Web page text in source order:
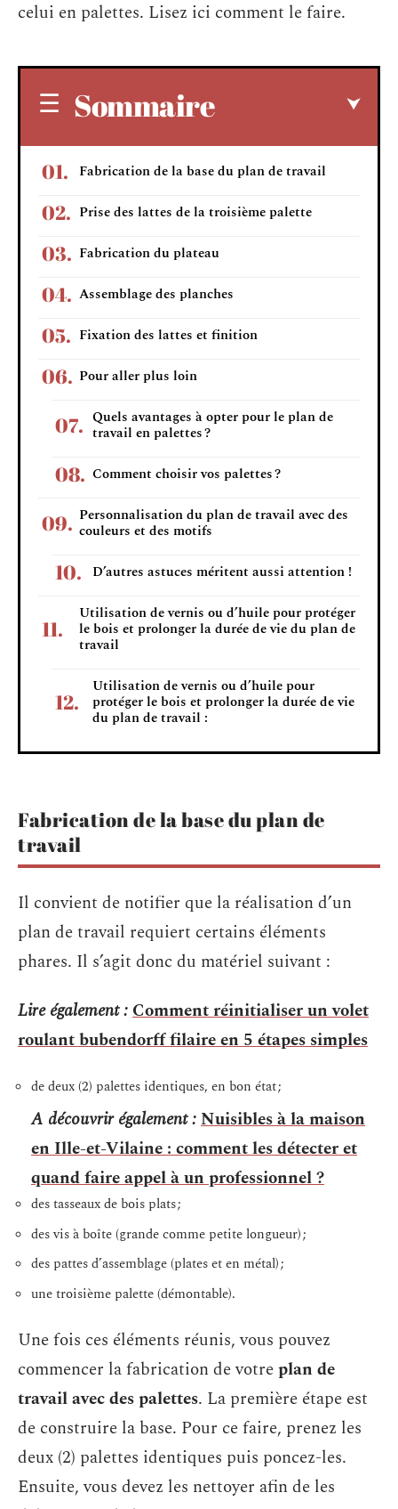
celui en palettes. Lisez ici comment le faire.
Sommaire
Fabrication de la base du plan de travail
Prise des lattes de la troisième palette
Fabrication du plateau
Assemblage des planches
Fixation des lattes et finition
Pour aller plus loin
Quels avantages à opter pour le plan de
travail en palettes ?
Comment choisir vos palettes ?
Personnalisation du plan de travail avec des
couleurs et des motifs
D’autres astuces méritent aussi attention !
Utilisation de vernis ou d’huile pour protéger
le bois et prolonger la durée de vie du plan de
travail
Utilisation de vernis ou d’huile pour
protéger le bois et prolonger la durée de vie
du plan de travail :
Fabrication de la base du plan de
travail
Il convient de notifier que la réalisation d’un
plan de travail requiert certains éléments
phares. Il s’agit donc du matériel suivant :
Lire également :Comment réinitialiser un volet
roulant bubendorff filaire en 5 étapes simples
de deux (2) palettes identiques, en bon état ;
A découvrir également :Nuisibles à la maison
en Ille-et-Vilaine : comment les détecter et
quand faire appel à un professionnel ?
des tasseaux de bois plats ;
des vis à boîte (grande comme petite longueur) ;
des pattes d’assemblage (plates et en métal) ;
une troisième palette (démontable).
Une fois ces éléments réunis, vous pouvez
commencer la fabrication de votreplan de
travail avec des palettes. La première étape est
de construire la base. Pour ce faire, prenez les
deux (2) palettes identiques puis poncez-les.
Ensuite, vous devez les nettoyer afin de les